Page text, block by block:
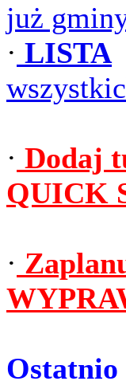
już
· LISTA
· Dodaj
QUICK
·
Ostatnio